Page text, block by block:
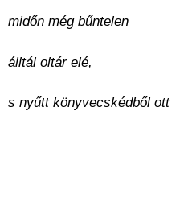
midőn még bűntelen
álltál oltár elé,
s nyűtt könyvecskédből ott